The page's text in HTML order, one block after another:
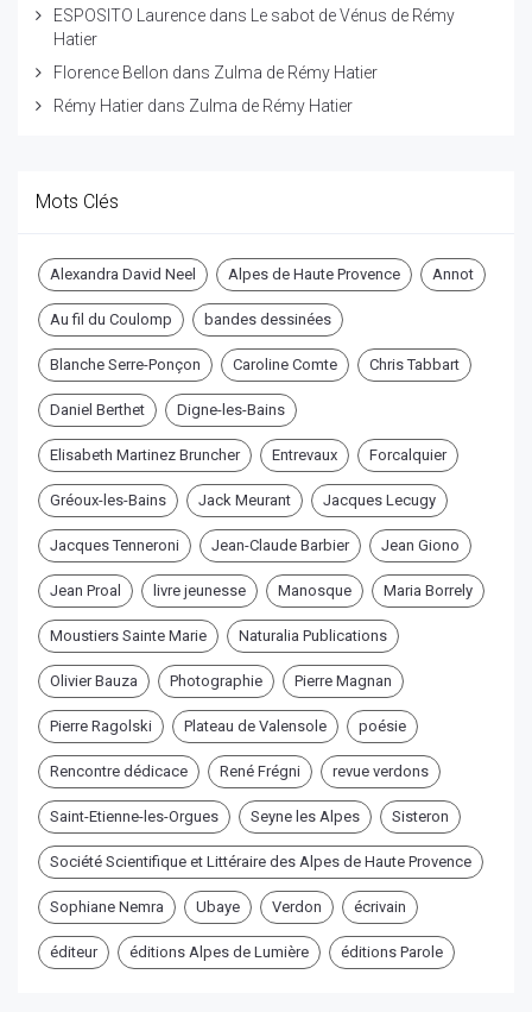
ESPOSITO Laurence dans Le sabot de Vénus de Rémy
Hatier
Florence Bellon dans Zulma de Rémy Hatier
Rémy Hatier dans Zulma de Rémy Hatier
Mots Clés
Alexandra David Neel Alpes de Haute Provence Annot
Au fil du Coulomp bandes dessinées
Blanche Serre-Ponçon Caroline Comte Chris Tabbart
Daniel Berthet Digne-les-Bains
Elisabeth Martinez Bruncher Entrevaux Forcalquier
Gréoux-les-Bains Jack Meurant Jacques Lecugy
Jacques Tenneroni Jean-Claude Barbier Jean Giono
Jean Proal livre jeunesse Manosque Maria Borrely
Moustiers Sainte Marie Naturalia Publications
Olivier Bauza Photographie Pierre Magnan
Pierre Ragolski Plateau de Valensole poésie
Rencontre dédicace René Frégni revue verdons
Saint-Etienne-les-Orgues Seyne les Alpes Sisteron
Société Scientifique et Littéraire des Alpes de Haute Provence
Sophiane Nemra Ubaye Verdon écrivain
éditeur éditions Alpes de Lumière éditions Parole